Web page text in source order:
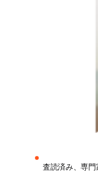
査読済み、専門